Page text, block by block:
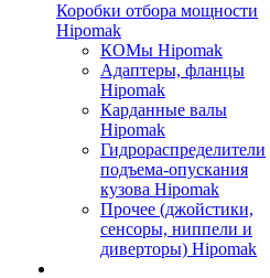
Коробки отбора мощности
Hipomak
КОМы Hipomak
Адаптеры, фланцы
Hipomak
Карданные валы
Hipomak
Гидрораспределители
подъема-опускания
кузова Hipomak
Прочее (джойстики,
сенсоры, ниппели и
диверторы) Hipomak